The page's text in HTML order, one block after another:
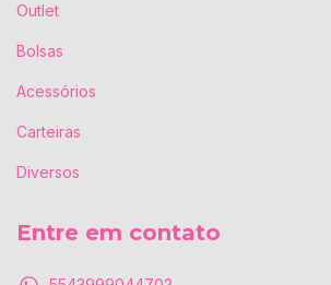
Outlet
Bolsas
Acessórios
Carteiras
Diversos
Entre em contato